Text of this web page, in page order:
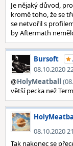
Je nějaký důvod,
kromě toho, že se
se netvořil s
by Aftermath
Bursoft
08.10.2020
@HolyMeatball
větší pecka než
08.10.2020
Tak nakonec se